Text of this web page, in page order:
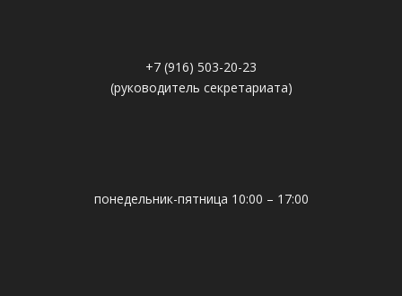
+7 (916) 503-20-23
(руководитель секретариата)
понедельник-пятница 10:00 – 17:00